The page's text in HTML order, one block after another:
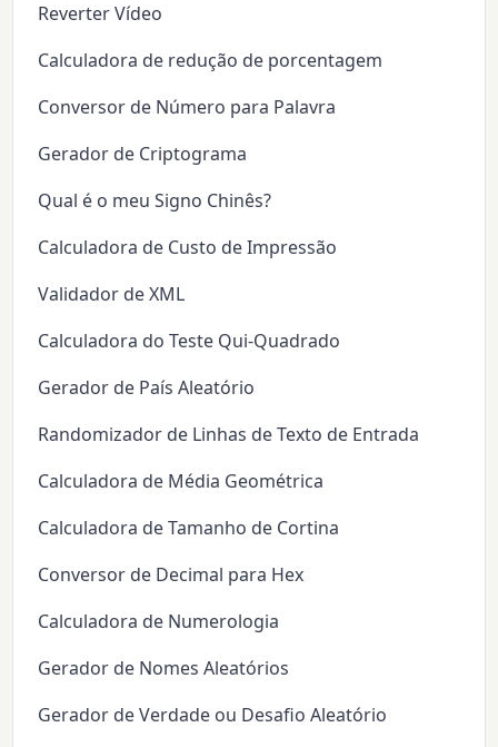
Reverter Vídeo
Calculadora de redução de porcentagem
Conversor de Número para Palavra
Gerador de Criptograma
Qual é o meu Signo Chinês?
Calculadora de Custo de Impressão
Validador de XML
Calculadora do Teste Qui-Quadrado
Gerador de País Aleatório
Randomizador de Linhas de Texto de Entrada
Calculadora de Média Geométrica
Calculadora de Tamanho de Cortina
Conversor de Decimal para Hex
Calculadora de Numerologia
Gerador de Nomes Aleatórios
Gerador de Verdade ou Desafio Aleatório